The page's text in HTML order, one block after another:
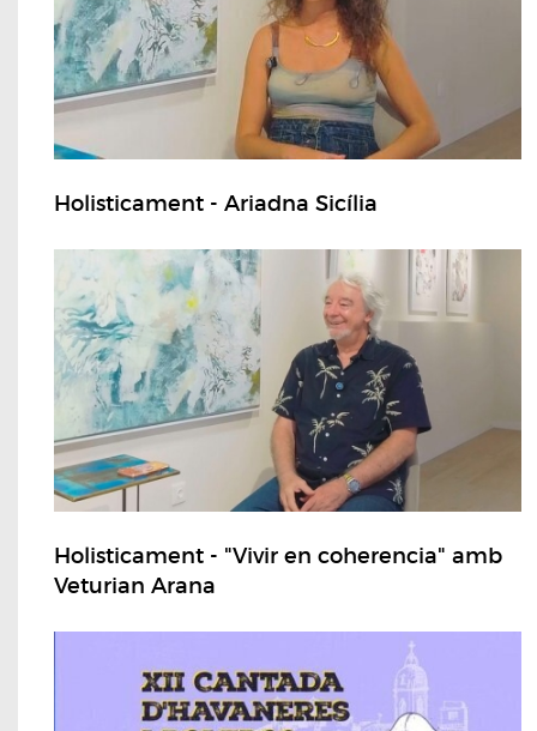
Holisticament - Ariadna Sicília
Holisticament - "Vivir en coherencia" amb
Veturian Arana